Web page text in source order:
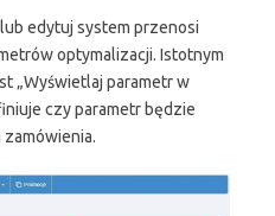
edytuj system przenosi
optymalizacji. Istotnym
„Wyświetlaj parametr w
czy parametr będzie
zamówienia.